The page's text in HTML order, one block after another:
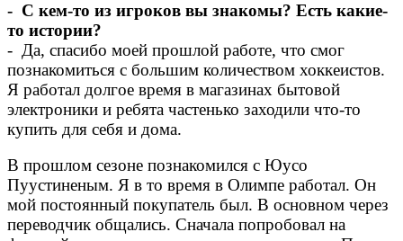
- С кем-то из игроков вы знакомы? Есть какие-
то истории?
- Да, спасибо моей прошлой работе, что смог
познакомиться с большим количеством хоккеистов.
Я работал долгое время в магазинах бытовой
электроники и ребята частенько заходили что-то
купить для себя и дома.
В прошлом сезоне познакомился с Юусо
Пуустиненым. Я в то время в Олимпе работал. Он
мой постоянный покупатель был. В основном через
переводчик общались. Сначала попробовал на